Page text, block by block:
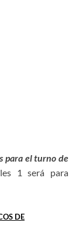
para el turno de
1 será para
DE